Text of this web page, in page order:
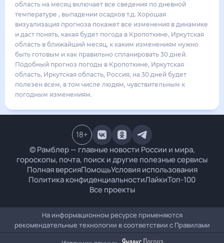
область на месяц включает все сведения по дневной
температуре , выпадении осадков т.д. Хорошая
визуализация прогноза покажет все изменения в динамике
и даст понять, какая будет погода в Кропоткине, Иркутская
область в ближайший месяц, к каким изменениям нужно
быть готовым и как правильно спланировать 30 дней.
Подобный прогноз погоды в Кропоткине, Иркутская
область, Иркутская область, Россия, на 30 дней будет
полезен всем, в том числе людям, чувствительным к
погодным изменениям.
© Рамблер — главные новости России и мира,
гороскопы, почта, поиск и другие полезные сервисы
Полная версияПомощьУсловия использования
Политика конфиденциальностиЛайкиТоп-100
Все проекты
18+
На информационном ресурсе применяются
рекомендательные технологии в соответствии с Правилами